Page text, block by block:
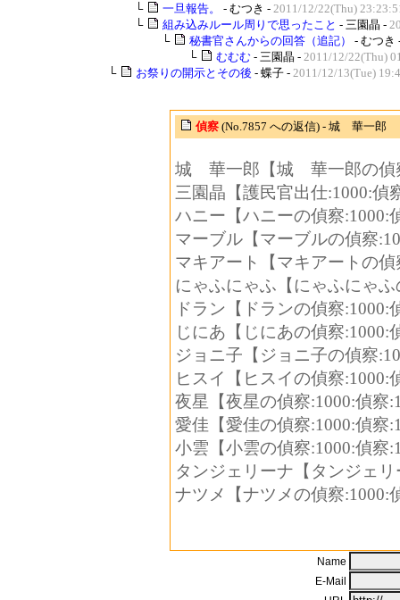
└
一旦報告。 - むつき - 2011/12/22(Thu)
└
組み込みルール周りで思ったこと - 三園晶 -
└
秘書官さんからの回答（追記）
- むつき
└
むむむ - 三園晶 - 2011/12/22(Thu)
└
お祭りの開示とその後 - 蝶子 - 2011/12/13(Tue)
偵察 (No.7857 への返信) - 城 華一郎
城 華一郎【城 華一郎の偵
三園晶【護民官出仕:1000:偵
ハニー【ハニーの偵察:1000:
マーブル【マーブルの偵察
マキアート【マキアートの偵
にゃふにゃふ【にゃふにゃ
ドラン【ドランの偵察:1000:
じにあ【じにあの偵察:1000:
ジョニ子【ジョニ子の偵察
ヒスイ【ヒスイの偵察:1000:
夜星【夜星の偵察:1000:偵察
愛佳【愛佳の偵察:1000:偵察
小雲【小雲の偵察:1000:偵察
タンジェリーナ【タンジェ
ナツメ【ナツメの偵察:1000:
Name
E-Mail